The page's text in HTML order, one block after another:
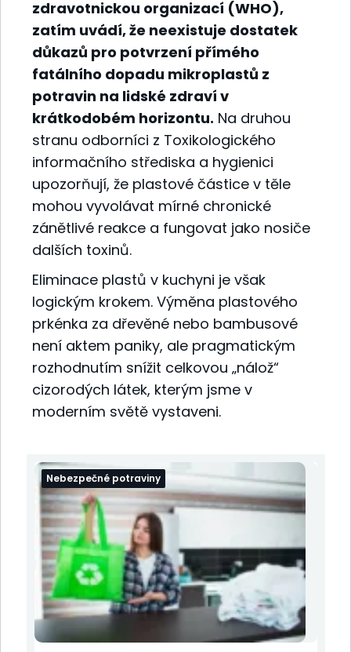
zdravotnickou organizací (WHO),
zatím uvádí, že neexistuje dostatek
důkazů pro potvrzení přímého
fatálního dopadu mikroplastů z
potravin na lidské zdraví v
krátkodobém horizontu. Na druhou
stranu odborníci z Toxikologického
informačního střediska a hygienici
upozorňují, že plastové částice v těle
mohou vyvolávat mírné chronické
zánětlivé reakce a fungovat jako nosiče
dalších toxinů.
Eliminace plastů v kuchyni je však
logickým krokem. Výměna plastového
prkénka za dřevěné nebo bambusové
není aktem paniky, ale pragmatickým
rozhodnutím snížit celkovou „nálož“
cizorodých látek, kterým jsme v
moderním světě vystaveni.
Nebezpečné potraviny